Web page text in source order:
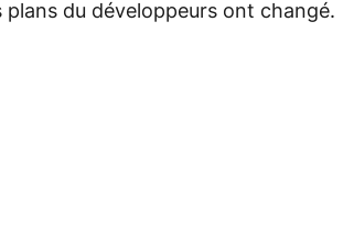
du développeurs ont changé.